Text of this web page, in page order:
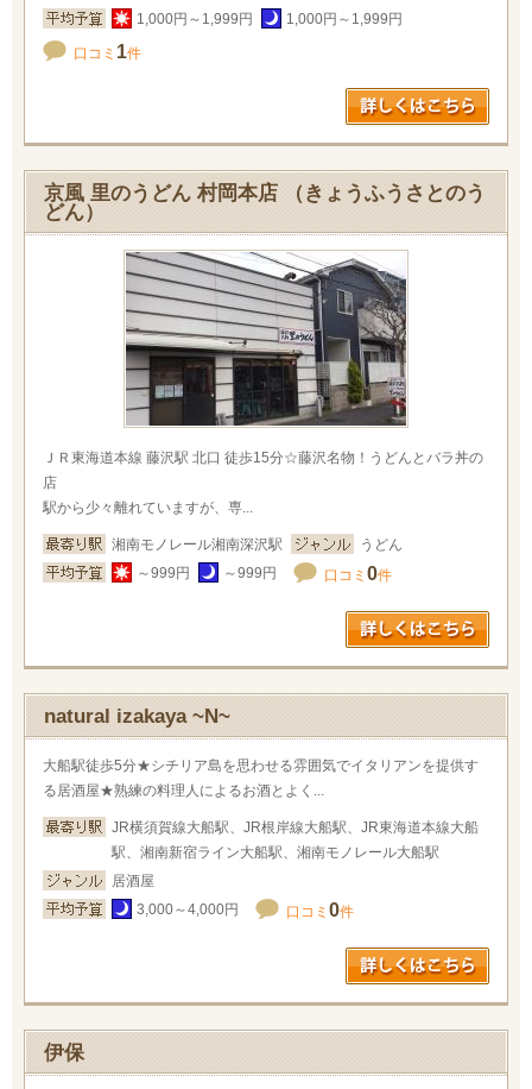
1,000円～1,999円
1,000円～1,999円
口コミ 1件
京風 里のうどん 村岡本店 （きょうふうさとのう
どん）
ＪＲ東海道本線 藤沢駅 北口 徒歩15分☆藤沢名物！うどんとバラ丼の
店
駅から少々離れていますが、専...
湘南モノレール湘南深沢駅
うどん
～999円
～999円 口コミ 0件
natural izakaya ~N~
大船駅徒歩5分★シチリア島を思わせる雰囲気でイタリアンを提供す
る居酒屋★熟練の料理人によるお酒とよく...
JR横須賀線大船駅、JR根岸線大船駅、JR東海道本線大船
駅、湘南新宿ライン大船駅、湘南モノレール大船駅
居酒屋
3,000～4,000円
口コミ 0件
伊保